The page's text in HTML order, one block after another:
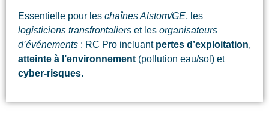
Essentielle pour les chaînes Alstom/GE, les
logisticiens transfrontaliers et les organisateurs
d’événements : RC Pro incluant pertes d’exploitation,
atteinte à l’environnement (pollution eau/sol) et
cyber-risques.